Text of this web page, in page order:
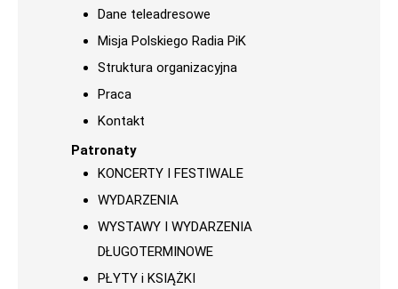
Dane teleadresowe
Misja Polskiego Radia PiK
Struktura organizacyjna
Praca
Kontakt
Patronaty
KONCERTY I FESTIWALE
WYDARZENIA
WYSTAWY I WYDARZENIA
DŁUGOTERMINOWE
PŁYTY i KSIĄŻKI